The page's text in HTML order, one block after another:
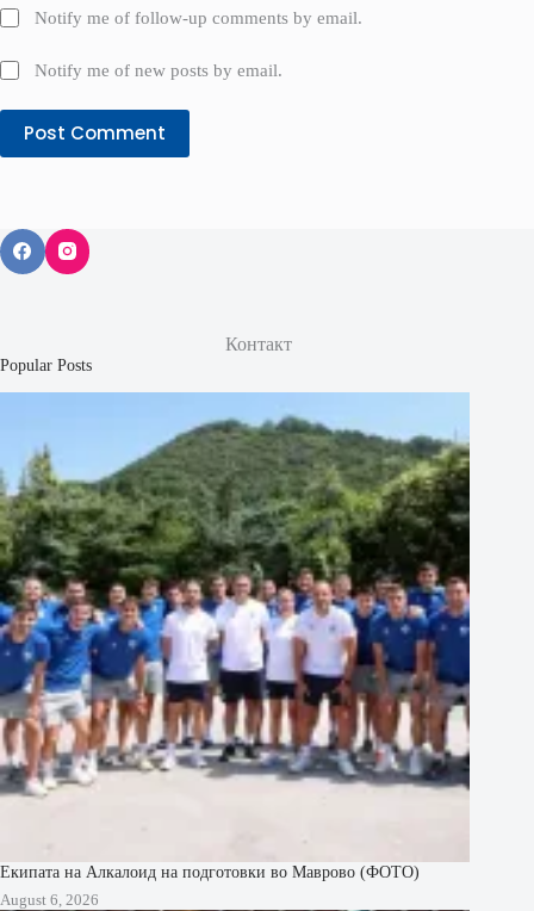
Notify me of follow-up comments by email.
Notify me of new posts by email.
Post Comment
Контакт
Popular Posts
Екипата на Алкалоид на подготовки во Маврово (ФОТО)
August 6, 2026